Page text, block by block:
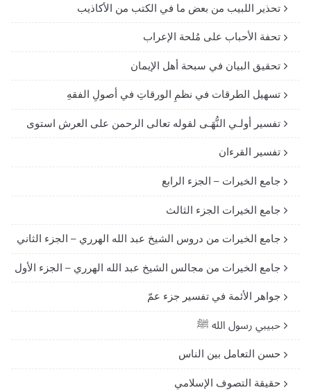
تحذير اللبيب من بعض ما في الكتب من الأكاذيب
تحفة الأحباب على مُلحة الإعراب
تحقيق البيان في سبحة أهل الإيمان
تسهيل الطرقات في نظمِ الورقاتِ في أصولِ الفقهِ
تفسير أولـي النُّهَـى لقوله تعالى الرحمن على العرش استوى
تفسير القرءان
جامع الخيرات – الجزء الرابع
جامع الخيرات الجزء الثالث
جامع الخيرات من دروس الشيخ عبد الله الهرري – الجزء الثاني
جامع الخيرات من مجالس الشيخ عبد الله الهرري – الجزء الأول
جواهر الأئمة في تفسير جزء عمّ
حبيبي رسول الله ﷺ
حسن التعامل بين الناس
حقيقة التصوف الإسلامي